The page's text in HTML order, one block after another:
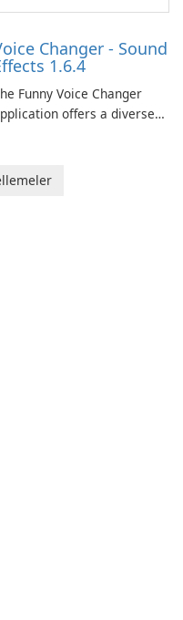
Changer - Sound
1.6.4
Funny Voice Changer
offers a diverse
with robust